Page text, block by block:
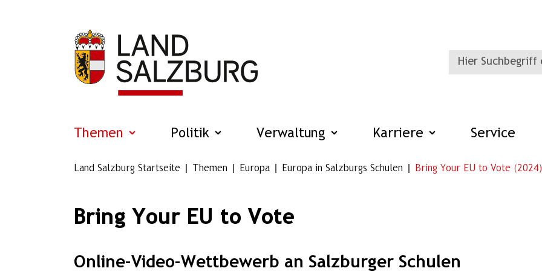
Themen Politik Verwaltung Karriere Service
Land Salzburg Startseite Themen Europa Europa in Salzburgs Schulen Bring Your EU to Vote (2024)
Bring Your EU to Vote
Online-Video-Wettbewerb an Salzburger Schulen